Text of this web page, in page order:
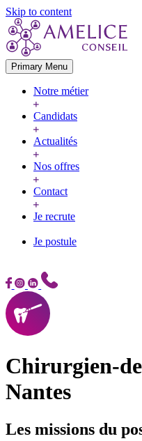
Skip to content
Primary Menu
Notre métier
Candidats
Actualités
Nos offres
Contact
Je recrute
Je postule
Chirurgien-
Nantes
Les missions du